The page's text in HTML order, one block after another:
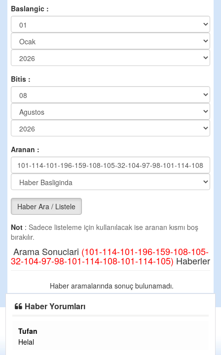
Baslangic :
Bitis :
Aranan :
Haber Ara / Listele
Not : Sadece listeleme için kullanılacak ise aranan kısmı boş
bırakılır.
Arama Sonuclari (101-114-101-196-159-108-105-
32-104-97-98-101-114-108-101-114-105) Haberler
Haber aramalarında sonuç bulunamadı.
Haber Yorumları
Tufan
Helal